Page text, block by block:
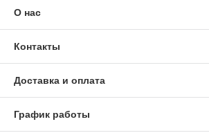
О нас
Контакты
Доставка и оплата
График работы